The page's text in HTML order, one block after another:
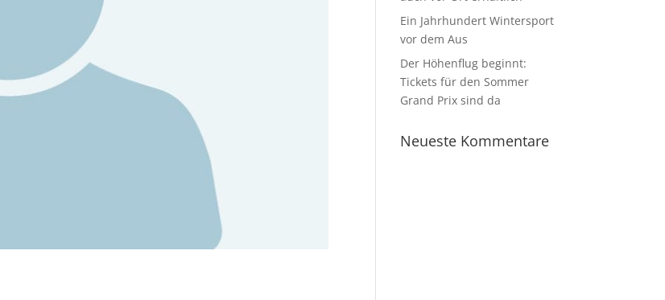
Ein Jahrhundert Wintersport
vor dem Aus
Der Höhenflug beginnt:
Tickets für den Sommer
Grand Prix sind da
Neueste Kommentare